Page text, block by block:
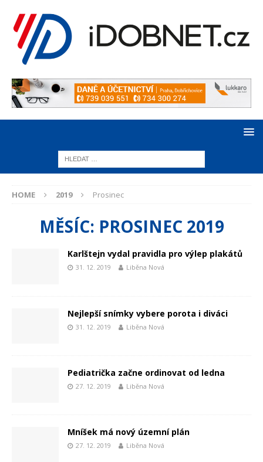
HOME 2019 Prosinec
MĚSÍC: PROSINEC 2019
Karlštejn vydal pravidla pro výlep plakátů
31. 12. 2019 Liběna Nová
Nejlepší snímky vybere porota i diváci
31. 12. 2019 Liběna Nová
Pediatrička začne ordinovat od ledna
27. 12. 2019 Liběna Nová
Mníšek má nový územní plán
27. 12. 2019 Liběna Nová